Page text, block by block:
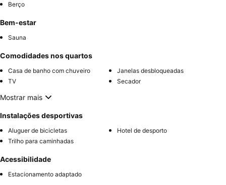
Berço
Bem-estar
Sauna
Comodidades nos quartos
Casa de banho com chuveiro
Janelas desbloqueadas
TV
Secador
Mostrar mais
Instalações desportivas
Aluguer de bicicletas
Hotel de desporto
Trilho para caminhadas
Acessibilidade
Estacionamento adaptado